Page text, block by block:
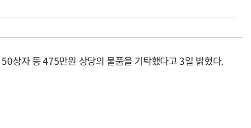
상자 등 475만원 상당의 물품을 기탁했다고 3일 밝혔다.